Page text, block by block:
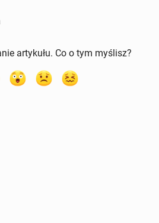
artykułu. Co o tym myślisz?